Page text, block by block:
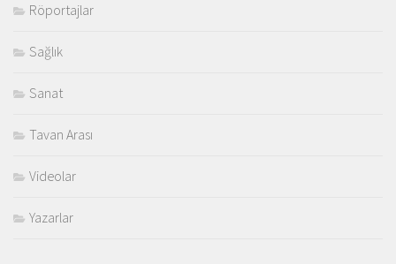
Röportajlar
Sağlık
Sanat
Tavan Arası
Videolar
Yazarlar